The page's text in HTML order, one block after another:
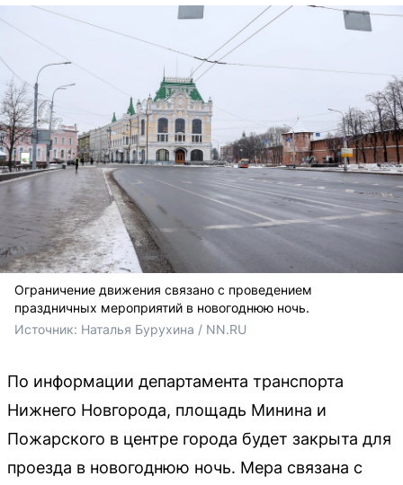
Ограничение движения связано с проведением
праздничных мероприятий в новогоднюю ночь.
Источник: Наталья Бурухина / NN.RU
По информации департамента транспорта
Нижнего Новгорода, площадь Минина и
Пожарского в центре города будет закрыта для
проезда в новогоднюю ночь. Мера связана с